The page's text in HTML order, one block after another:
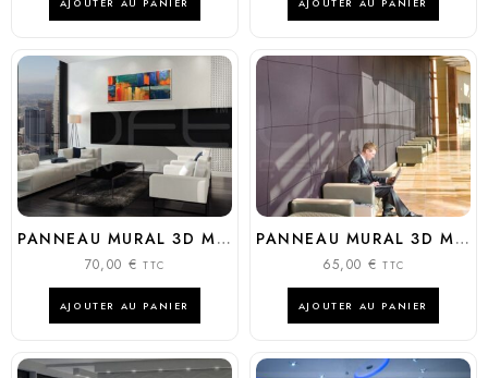
AJOUTER AU PANIER AJOUTER AU PANIER
PANNEAU MURAL 3D MODÈLE : CHAOS
70,00 € TTC
AJOUTER AU PANIER
PANNEAU MURAL 3D MODÈLE : FLEX
65,00 € TTC
AJOUTER AU PANIER